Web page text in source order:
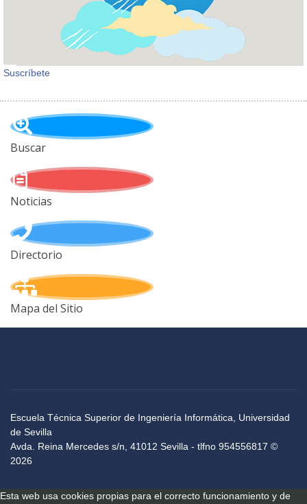
Suscríbete
Buscar
Noticias
Directorio
Mapa del Sitio
Escuela Técnica Superior de Ingeniería Informática, Universidad
de Sevilla
Avda. Reina Mercedes s/n, 41012 Sevilla - tlfno 954556817 ©
2026
Esta web usa cookies propias para el correcto funcionamiento y de